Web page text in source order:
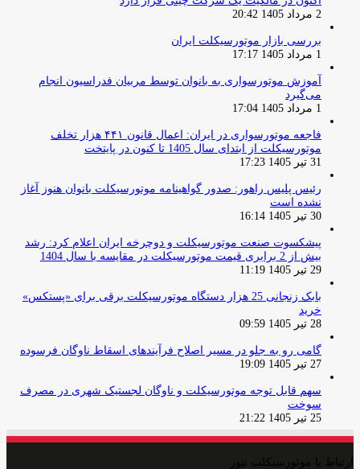
2 مرداد 1405 20:42
بررسی بازار موتورسیکلت ایران
1 مرداد 1405 17:17
آموزش موتورسواری به بانوان توسط مربیان فدراسیون انجام
می‌گیرد
1 مرداد 1405 17:04
فاجعه موتورسواری در ایران: اعمال قانون ۴۴۱ هزار تخلف
موتورسیکلت از ابتدای سال 1405 تا کنون در پایتخت
31 تیر 1405 17:23
رئیس پلیس راهور: صدور گواهینامه موتورسیکلت بانوان هنوز آغاز
نشده است
30 تیر 1405 16:14
پیشکسوت صنعت موتورسیکلت و دوچرخه ایران اعلام کرد: رشد
بیش از 2 برابری قیمت موتورسیکلت در مقایسه با سال 1404
29 تیر 1405 11:19
بابک زنجانی 25 هزار دستگاه موتورسیکلت برقی برای «پستکس»
خرید
28 تیر 1405 09:59
گامی رو به جلو در مسیر اصلاح فرآیندهای اسقاط ناوگان فرسوده
27 تیر 1405 19:09
سهم قابل توجه موتورسیکلت و ناوگان لجستیک شهری در مصرف
سوخت
25 تیر 1405 21:22
ارتباط با موتورسیکلت نیوز